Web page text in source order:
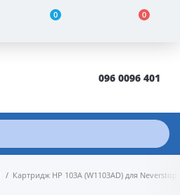
0 0
096 0096 401
Картридж HP 103A (W1103AD) для